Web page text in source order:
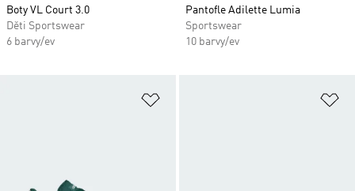
Boty VL Court 3.0
Děti Sportswear
6 barvy/ev
Pantofle Adilette Lumia
Sportswear
10 barvy/ev